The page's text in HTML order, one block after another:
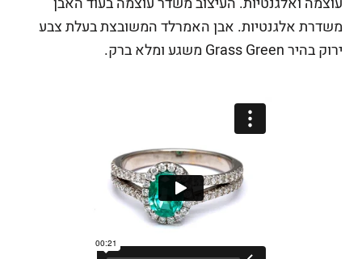
משדרת אלגנטיות. אבן האמרלד המשובצת בעלת צבע
ירוק בהיר Grass Green משגע ומלא ברק.